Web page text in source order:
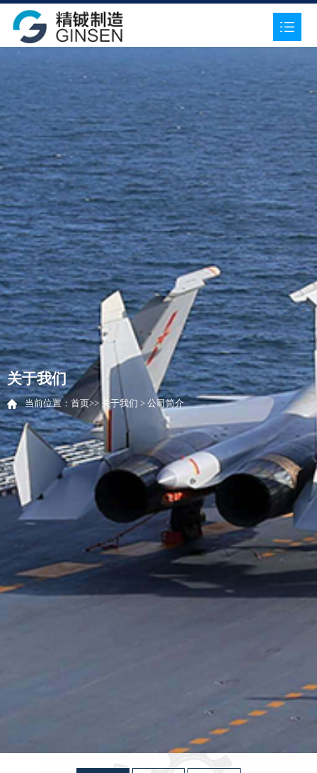
关于我们
当前位置： 首页>> 关于我们 > 公司简介